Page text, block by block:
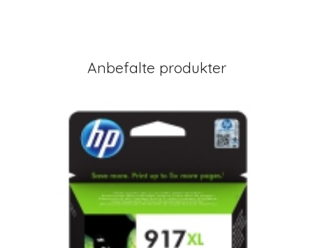
Anbefalte produkter